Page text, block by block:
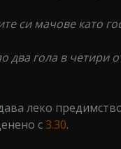
си мачове като
два гола в
леко
с3.30.